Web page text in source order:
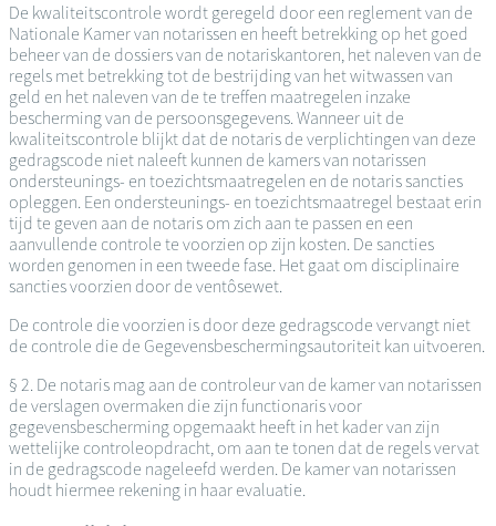
De kwaliteitscontrole wordt geregeld door een reglement van de
Nationale Kamer van notarissen en heeft betrekking op het goed
beheer van de dossiers van de notariskantoren, het naleven van de
regels met betrekking tot de bestrijding van het witwassen van
geld en het naleven van de te treffen maatregelen inzake
bescherming van de persoonsgegevens. Wanneer uit de
kwaliteitscontrole blijkt dat de notaris de verplichtingen van deze
gedragscode niet naleeft kunnen de kamers van notarissen
ondersteunings- en toezichtsmaatregelen en de notaris sancties
opleggen. Een ondersteunings- en toezichtsmaatregel bestaat erin
tijd te geven aan de notaris om zich aan te passen en een
aanvullende controle te voorzien op zijn kosten. De sancties
worden genomen in een tweede fase. Het gaat om disciplinaire
sancties voorzien door de ventôsewet.
De controle die voorzien is door deze gedragscode vervangt niet
de controle die de Gegevensbeschermingsautoriteit kan uitvoeren.
§ 2. De notaris mag aan de controleur van de kamer van notarissen
de verslagen overmaken die zijn functionaris voor
gegevensbescherming opgemaakt heeft in het kader van zijn
wettelijke controleopdracht, om aan te tonen dat de regels vervat
in de gedragscode nageleefd werden. De kamer van notarissen
houdt hiermee rekening in haar evaluatie.